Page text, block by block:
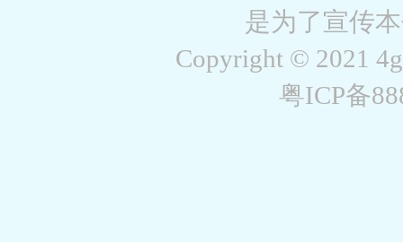
是为了宣传
Copyright © 2021
粤ICP备